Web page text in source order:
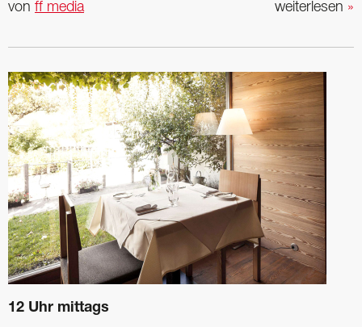
weiterlesen »
von ff media
12 Uhr mittags